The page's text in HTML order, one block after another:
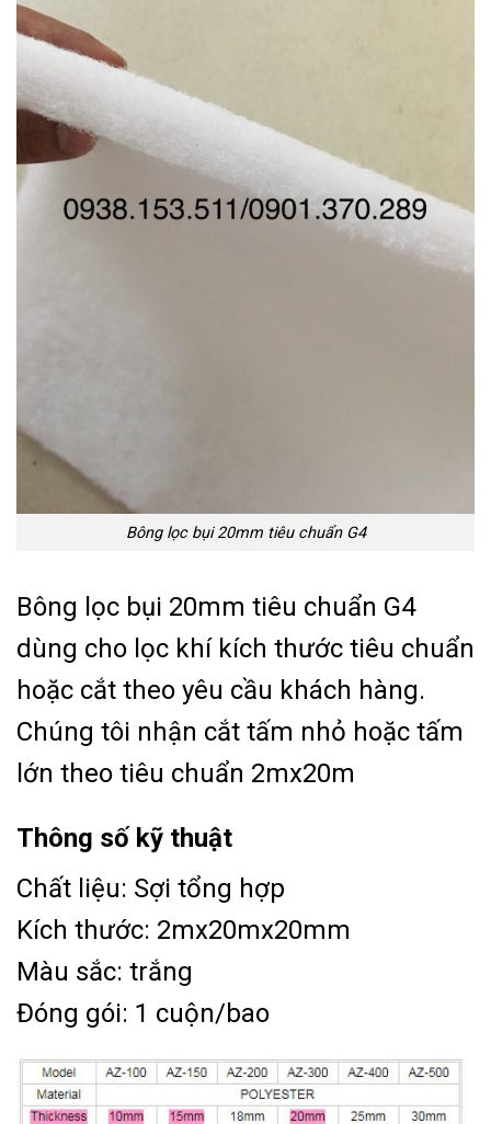
Bông lọc bụi 20mm tiêu chuẩn G4
Bông lọc bụi 20mm tiêu chuẩn G4
dùng cho lọc khí kích thước tiêu chuẩn
hoặc cắt theo yêu cầu khách hàng.
Chúng tôi nhận cắt tấm nhỏ hoặc tấm
lớn theo tiêu chuẩn 2mx20m
Thông số kỹ thuật
Chất liệu: Sợi tổng hợp
Kích thước: 2mx20mx20mm
Màu sắc: trắng
Đóng gói: 1 cuộn/bao